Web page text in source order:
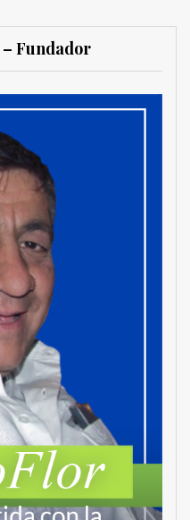
Fundador